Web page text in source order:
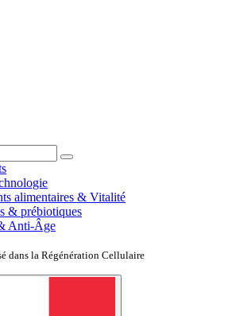
alimentaires & Vitalité
& prébiotiques
Anti-Âge
dans la Régénération Cellulaire